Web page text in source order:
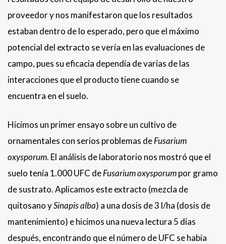
proveedor y nos manifestaron que los resultados
estaban dentro de lo esperado, pero que el máximo
potencial del extracto se vería en las evaluaciones de
campo, pues su eficacia dependía de varias de las
interacciones que el producto tiene cuando se
encuentra en el suelo.
Hicimos un primer ensayo sobre un cultivo de
ornamentales con serios problemas deFusarium
oxysporum. El análisis de laboratorio nos mostró que el
suelo tenía 1.000 UFC deFusarium oxysporumpor gramo
de sustrato. Aplicamos este extracto (mezcla de
quitosano ySinapis alba) a una dosis de 3 l/ha (dosis de
mantenimiento) e hicimos una nueva lectura 5 días
después, encontrando que el número de UFC se había